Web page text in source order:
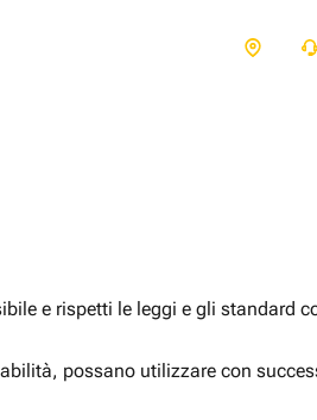
e rispetti le leggi e gli standard
possano utilizzare con